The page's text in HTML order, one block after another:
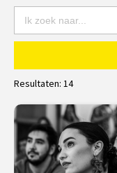
Resultaten: 14